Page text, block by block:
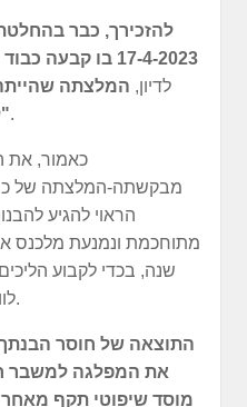
להזכירך, כבר
17-4-2023 בו קבעה כבוד השופטת
לדיון, המלצתה
להגיע להבנות במחלוקת זו".
מבקשתה-המלצתה של
הראוי להגיע
מתוחכמת ונמנעת מלכנס
שנה, בכדי לקבוע
לוועידת המפלגה האחת-עשרה.
התוצאה של חוסר הבנתך
את המפלגה למשבר
מוסד שיפוטי תקף